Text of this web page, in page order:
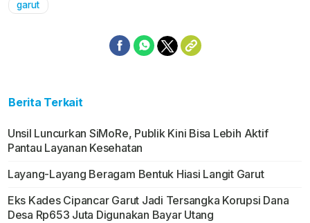
garut
Berita Terkait
Unsil Luncurkan SiMoRe, Publik Kini Bisa Lebih Aktif
Pantau Layanan Kesehatan
Layang-Layang Beragam Bentuk Hiasi Langit Garut
Eks Kades Cipancar Garut Jadi Tersangka Korupsi Dana
Desa Rp653 Juta Digunakan Bayar Utang